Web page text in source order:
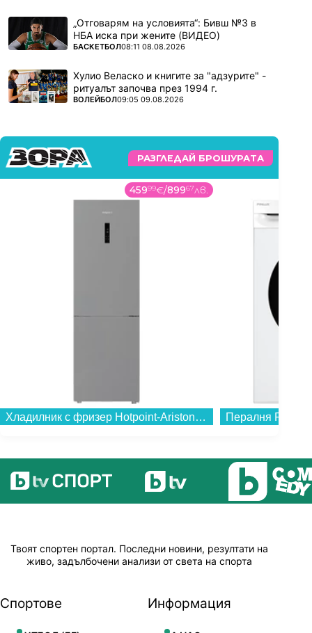
„Отговарям на условията“: Бивш №3 в
НБА иска при жените (ВИДЕО)
ПОВЕЧЕ ОТ
БАСКЕТБОЛ08:11 08.08.2026
Хулио Веласко и книгите за "адзурите" -
ритуалът започва през 1994 г.
ПОВЕЧЕ ОТ
ВОЛЕЙБОЛ09:05 09.08.2026
РАЗГЛЕДАЙ БРОШУРАТА
45999€/89967лв.
Твоят спортен портал. Последни новини, резултати на
живо, задълбочени анализи от света на спорта
Спортове Информация